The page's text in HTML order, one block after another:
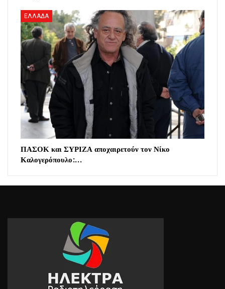
ΕΛΛΑΔΑ
ΠΑΣΟΚ και ΣΥΡΙΖΑ αποχαιρετούν τον Νίκο
Καλογερόπουλο:…